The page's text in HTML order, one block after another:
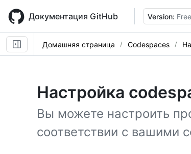
main
content
Документация GitHub Version:
Домашняя страница Codespaces
Настройка
Вы можете настроить
соответствии с вашими